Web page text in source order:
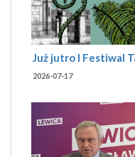
Już jutro I Festiwal
2026-07-17